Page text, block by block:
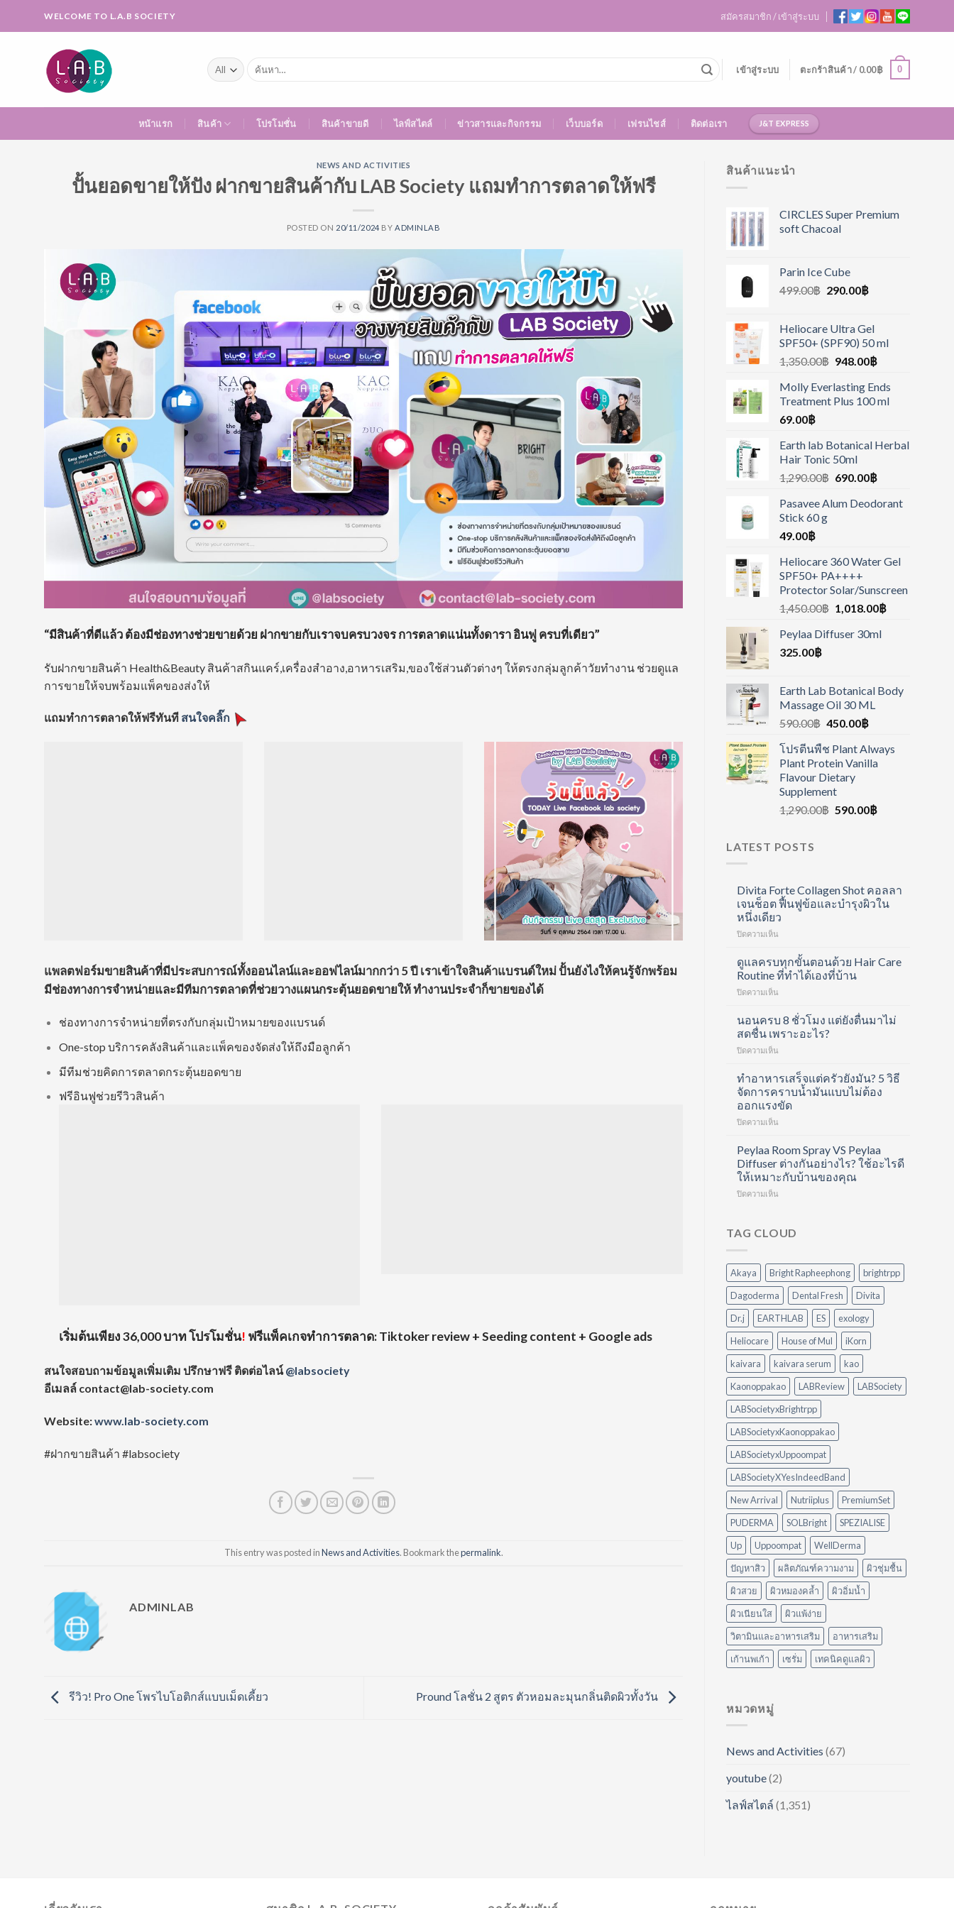
WELCOME TO L.A.B SOCIETY สมัครสมาชิก / เข้าสู่ระบบ
ค้นหา:
เข้าสู่ระบบ ตะกร้าสินค้า / 0.00฿ 0
หน้าแรก สินค้า โปรโมชั่น สินค้าขายดี ไลฟ์สไตล์ ข่าวสารและกิจกรรม เว็บบอร์ด เฟรนไชส์ ติดต่อเรา J&T EXPRESS
NEWS AND ACTIVITIES
ปั้นยอดขายให้ปัง ฝากขายสินค้ากับ LAB Society แถมทำการตลาดให้ฟรี
POSTED ON 20/11/2024 BY ADMINLAB
“มีสินค้าที่ดีแล้ว ต้องมีช่องทางช่วยขายด้วย ฝากขายกับเราจบครบวงจร การตลาดแน่นทั้งดารา อินฟู ครบที่เดียว”
รับฝากขายสินค้า Health&Beauty สินค้าสกินแคร์,เครื่องสำอาง,อาหารเสริม,ของใช้ส่วนตัวต่างๆ ให้ตรงกลุ่มลูกค้าวัยทำงาน ช่วยดูแล
การขายให้จบพร้อมแพ็คของส่งให้
แถมทำการตลาดให้ฟรีทันที สนใจคลิ๊ก
แพลตฟอร์มขายสินค้าที่มีประสบการณ์ทั้งออนไลน์และออฟไลน์มากกว่า 5 ปี เราเข้าใจสินค้าแบรนด์ใหม่ ปั้นยังไงให้คนรู้จักพร้อม
มีช่องทางการจำหน่ายและมีทีมการตลาดที่ช่วยวางแผนกระตุ้นยอดขายให้ ทำงานประจำก็ขายของได้
ช่องทางการจำหน่ายที่ตรงกับกลุ่มเป้าหมายของแบรนด์
One-stop บริการคลังสินค้าและแพ็คของจัดส่งให้ถึงมือลูกค้า
มีทีมช่วยคิดการตลาดกระตุ้นยอดขาย
ฟรีอินฟูช่วยรีวิวสินค้า
เริ่มต้นเพียง 36,000 บาท โปรโมชั่น! ฟรีแพ็คเกจทำการตลาด: Tiktoker review + Seeding content + Google ads
สนใจสอบถามข้อมูลเพิ่มเติม ปรึกษาฟรี ติดต่อไลน์@labsociety
อีเมลล์ contact@lab-society.com
Website:www.lab-society.com
#ฝากขายสินค้า #labsociety
This entry was posted inNews and Activities. Bookmark thepermalink.
ADMINLAB
รีวิว! Pro One โพรไบโอติกส์แบบเม็ดเคี้ยว Pround โลชั่น 2 สูตร ตัวหอมละมุนกลิ่นติดผิวทั้งวัน
สินค้าแนะนำ
CIRCLES Super Premium
soft Chacoal
Parin Ice Cube
499.00฿ 290.00฿
Heliocare Ultra Gel
SPF50+ (SPF90) 50 ml
1,350.00฿ 948.00฿
Molly Everlasting Ends
Treatment Plus 100 ml
69.00฿
Earth lab Botanical Herbal
Hair Tonic 50ml
1,290.00฿ 690.00฿
Pasavee Alum Deodorant
Stick 60 g
49.00฿
Heliocare 360 Water Gel
SPF50+ PA++++
Protector Solar/Sunscreen
1,450.00฿ 1,018.00฿
Peylaa Diffuser 30ml
325.00฿
Earth Lab Botanical Body
Massage Oil 30 ML
590.00฿ 450.00฿
โปรตีนพืช Plant Always
Plant Protein Vanilla
Flavour Dietary
Supplement
1,290.00฿ 590.00฿
LATEST POSTS
Divita Forte Collagen Shot คอลลา
เจนช็อต ฟื้นฟูข้อและบำรุงผิวใน
หนึ่งเดียว
ปิดความเห็น
Collagen
Shot
คอ
ลา
เจน
ฟื้นฟู
และ
บำรุง
ผิว
หนึ่ง
ดูแลครบทุกขั้นตอนด้วย Hair Care
Routine ที่ทำได้เองที่บ้าน
ปิดความเห็น
ครบ
ขั้น
ตอน
Hair
Care
Routine
ที่
ทำได้
ที่
บ้าน
นอนครบ 8 ชั่วโมง แต่ยังตื่นมาไม่
สดชื่น เพราะอะไร?
ปิดความเห็น
ชั่วโมง
แต่
ยัง
ไม่
สดชื่น
เพราะ
อะไร?
ทำอาหารเสร็จแต่ครัวยังมัน? 5 วิธี
จัดการคราบน้ำมันแบบไม่ต้อง
ออกแรงขัด
ปิดความเห็น
เสร็จ
แต่
ครัว
ยัง
วิธี
น้ำมัน
แบบ
ไม่
ต้อง
ออกแรง
ขัด
Peylaa Room Spray VS Peylaa
Diffuser ต่างกันอย่างไร? ใช้อะไรดี
ให้เหมาะกับบ้านของคุณ
ปิดความเห็น
Spray
Diffuser
ต่าง
กัน
อย่างไร?
ใช้
อะไร
ดี
ให้
เหมาะ
กับ
บ้าน
ของ
คุณ
TAG CLOUD
Akaya Bright Rapheephong
brightrpp
Dagoderma
Dental Fresh
Divita
Dr.j
EARTHLAB ES
exology
Heliocare
House of Mul
iKorn
kaivara
kaivara serum
kao
Kaonoppakao
LABReview
LABSociety
LABSocietyxBrightrpp
LABSocietyxKaonoppakao
LABSocietyxUppoompat
LABSocietyXYesIndeedBand
New Arrival
Nutriiplus
PremiumSet
PUDERMA
SOLBright
SPEZIALISE
Up
Uppoompat
WellDerma
ปัญหาสิว
ผลิตภัณฑ์ความงาม
ผิวชุ่มชื้น
ผิวสวย
ผิวหมองคล้ำ
ผิวอิ่มน้ำ
ผิวเนียนใส
ผิวแพ้ง่าย
วิตามินและอาหารเสริม
อาหารเสริม
เก้านพเก้า
เซรั่ม เทคนิคดูแลผิว
หมวดหมู่
News and Activities (67)
youtube(2)
ไลฟ์สไตล์ (1,351)